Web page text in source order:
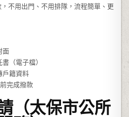
不用出門、不用排隊，流程簡單、更
面
（電子檔）
戶籍資料
完成撥款
（太保市公所